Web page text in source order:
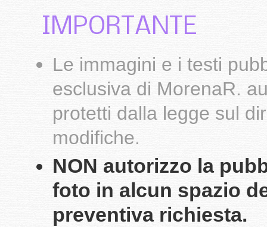
IMPORTANTE
Le immagini e i testi
esclusiva di MorenaR.
protetti dalla legge sul
modifiche.
NON autorizzo la
foto in alcun spazio
preventiva richiesta.